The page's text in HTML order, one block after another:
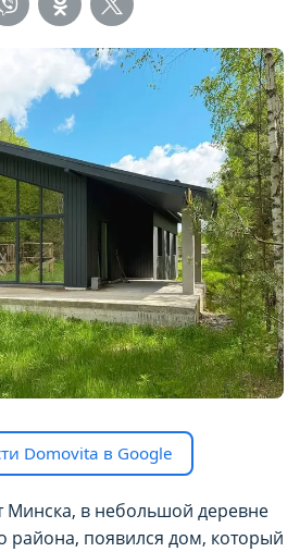
Domovita в Google
Минска, в небольшой деревне
района, появился дом, который